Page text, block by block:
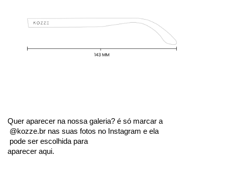
Quer aparecer na nossa galeria? é só marcar a
@kozze.br nas suas fotos no Instagram e ela
pode ser escolhida para
aparecer aqui.